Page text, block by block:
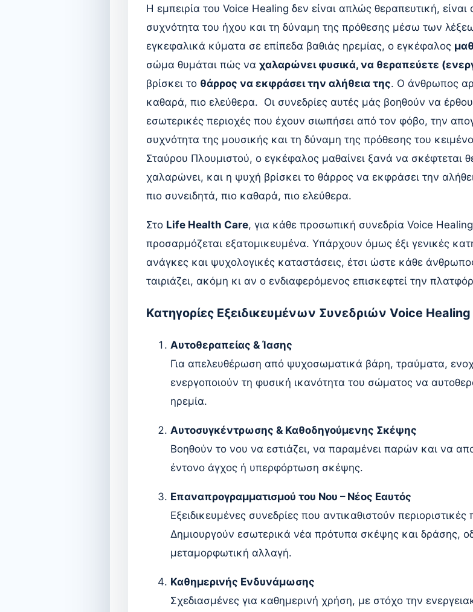
Η εμπειρία του Voice Healing δεν είναι απλώς θεραπευτική,
συχνότητα του ήχου και τη δύναμη της πρόθεσης μέσω των
εγκεφαλικά κύματα σε επίπεδα βαθιάς ηρεμίας, ο εγκέφαλος
σώμα θυμάται πώς να χαλαρώνει φυσικά, να θεραπεύετε
βρίσκει το θάρρος να εκφράσει την αλήθεια της. Ο άνθρωπος
καθαρά, πιο ελεύθερα. Οι συνεδρίες αυτές μάς βοηθούν να
εσωτερικές περιοχές που έχουν σιωπήσει από τον φόβο, την
συχνότητα της μουσικής και τη δύναμη της πρόθεσης του
Σταύρου Πλουμιστού, ο εγκέφαλος μαθαίνει ξανά να σκέφτεται
χαλαρώνει, και η ψυχή βρίσκει το θάρρος να εκφράσει την
πιο συνειδητά, πιο καθαρά, πιο ελεύθερα.
Στο Life Health Care, για κάθε προσωπική συνεδρία Voice
προσαρμόζεται εξατομικευμένα. Υπάρχουν όμως έξι γενικές
ανάγκες και ψυχολογικές καταστάσεις, έτσι ώστε κάθε
ταιριάζει, ακόμη κι αν ο ενδιαφερόμενος επισκεφτεί την
Κατηγορίες Εξειδικευμένων Συνεδριών Voice Healing
Αυτοθεραπείας & Ίασης
Για απελευθέρωση από ψυχοσωματικά βάρη, τραύματα,
ενεργοποιούν τη φυσική ικανότητα του σώματος να
ηρεμία.
Αυτοσυγκέντρωσης & Καθοδηγούμενης Σκέψης
Βοηθούν το νου να εστιάζει, να παραμένει παρών και να
έντονο άγχος ή υπερφόρτωση σκέψης.
Επαναπρογραμματισμού του Νου – Νέος Εαυτός
Εξειδικευμένες συνεδρίες που αντικαθιστούν
Δημιουργούν εσωτερικά νέα πρότυπα σκέψης και δράσης,
μεταμορφωτική αλλαγή.
Καθημερινής Ενδυνάμωσης
Σχεδιασμένες για καθημερινή χρήση, με στόχο την